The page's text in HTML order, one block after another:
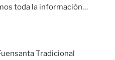
toda la información…
Tradicional